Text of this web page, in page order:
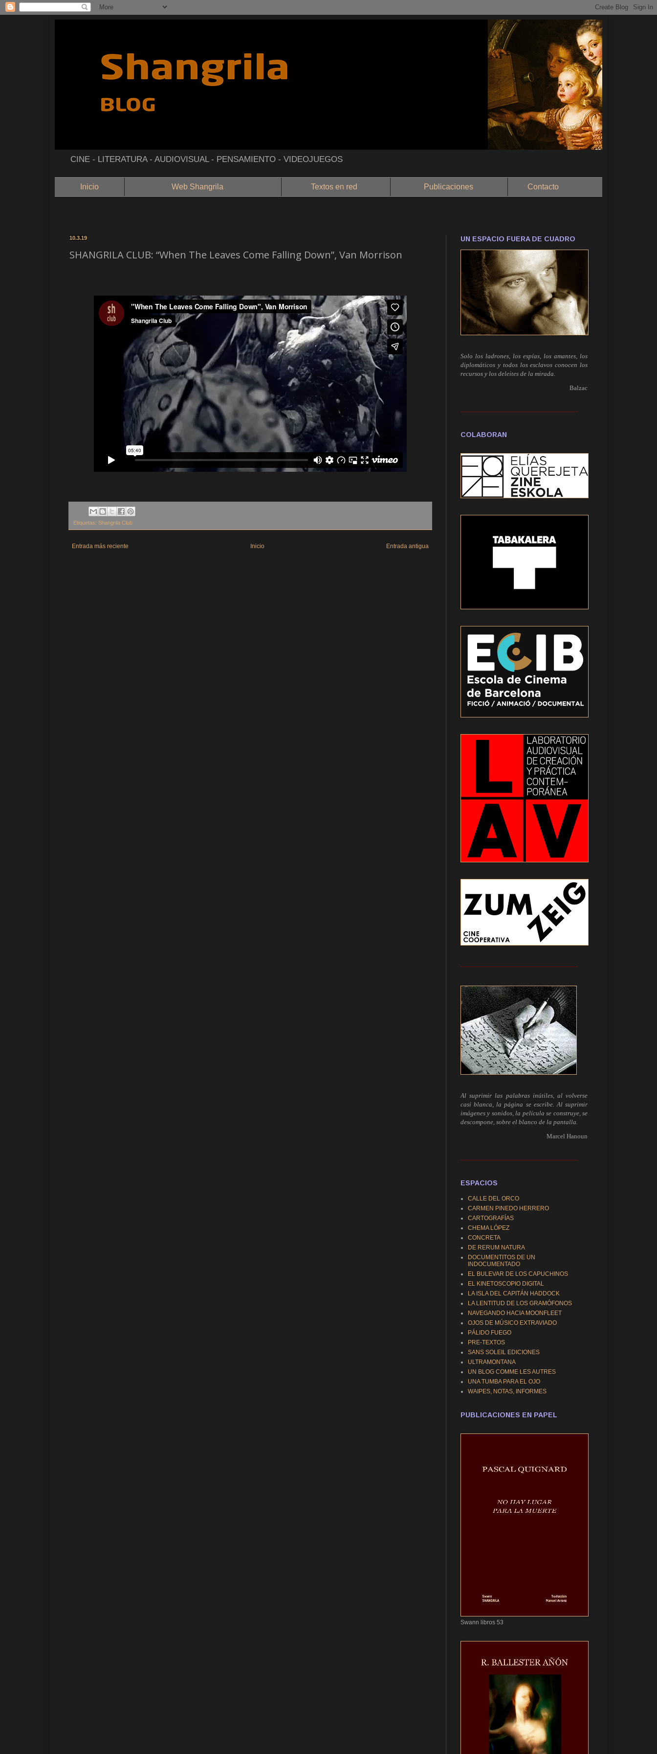
CINE - LITERATURA - AUDIOVISUAL - PENSAMIENTO - VIDEOJUEGOS
Inicio Web Shangrila Textos en red Publicaciones Contacto
10.3.19
SHANGRILA CLUB: “When The Leaves Come Falling Down”, Van Morrison
Etiquetas: Shangrila Club
Entrada más reciente Entrada antigua
Inicio
UN ESPACIO FUERA DE CUADRO
Solo los ladrones, los espías, los amantes, los
diplomáticos y todos los esclavos conocen los
recursos y los deleites de la mirada.
Balzac
------------------------------------------------------------
COLABORAN
------------------------------------------------------------
Al suprimir las palabras inútiles, al volverse
casi blanca, la página se escribe. Al suprimir
imágenes y sonidos, la película se construye, se
descompone, sobre el blanco de la pantalla.
Marcel Hanoun
------------------------------------------------------------
ESPACIOS
CALLE DEL ORCO
CARMEN PINEDO HERRERO
CARTOGRAFÍAS
CHEMA LÓPEZ
CONCRETA
DE RERUM NATURA
DOCUMENTITOS DE UN
INDOCUMENTADO
EL BULEVAR DE LOS CAPUCHINOS
EL KINETOSCOPIO DIGITAL
LA ISLA DEL CAPITÁN HADDOCK
LA LENTITUD DE LOS GRAMÓFONOS
NAVEGANDO HACIA MOONFLEET
OJOS DE MÚSICO EXTRAVIADO
PÁLIDO FUEGO
PRE-TEXTOS
SANS SOLEIL EDICIONES
ULTRAMONTANA
UN BLOG COMME LES AUTRES
UNA TUMBA PARA EL OJO
WAIPES, NOTAS, INFORMES
PUBLICACIONES EN PAPEL
Swann libros 53